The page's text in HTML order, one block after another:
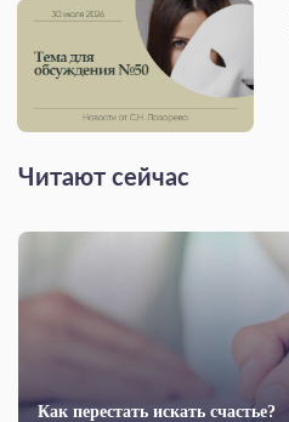
Читают сейчас
Как перестать искать счастье?